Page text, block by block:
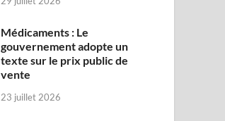
Médicaments : Le
gouvernement adopte un
texte sur le prix public de
vente
23 juillet 2026